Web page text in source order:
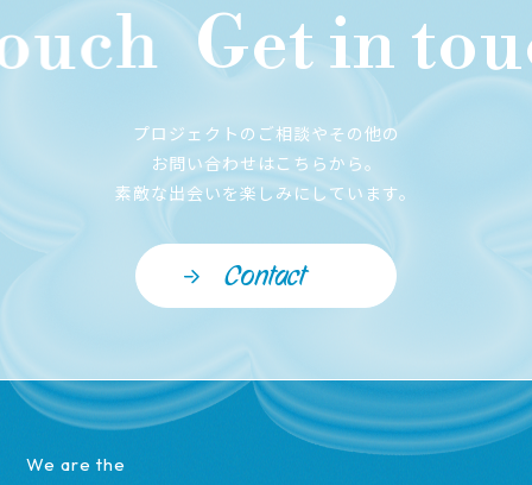
Get in touch
プロジェクトのご相談やその他の
お問い合わせはこちらから。
素敵な出会いを楽しみにしています。
Contact
We are the